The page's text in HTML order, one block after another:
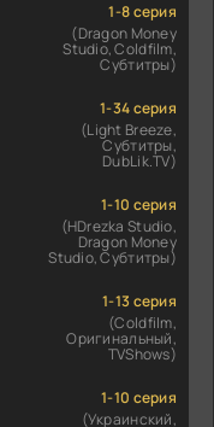
1-8 серия
(Dragon Money
Studio, Coldfilm,
Субтитры)
1-34 серия
(Light Breeze,
Субтитры,
DubLik.TV)
1-10 серия
(HDrezka Studio,
Dragon Money
Studio, Субтитры)
1-13 серия
(Coldfilm,
Оригинальный,
TVShows)
1-10 серия
(Украинский,